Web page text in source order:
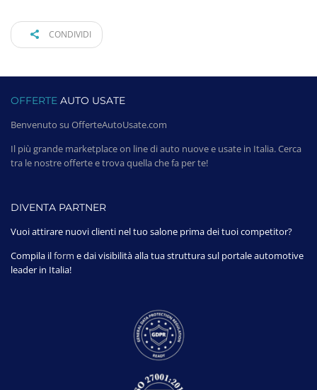
CONDIVIDI
OFFERTE AUTO USATE
Benvenuto su OfferteAutoUsate.com
Il più grande marketplace on line di auto nuove e usate in Italia. Cerca
tra le nostre offerte e trova quella che fa per te!
DIVENTA PARTNER
Vuoi attirare nuovi clienti nel tuo salone prima dei tuoi competitor?
Compila ilform e dai visibilità alla tua struttura sul portale automotive
leader in Italia!